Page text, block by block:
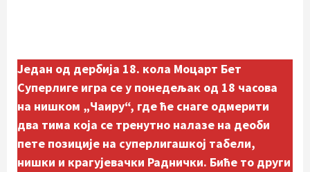
Један од дербија 18. кола Моцарт Бет
Суперлиге игра се у понедељак од 18 часова
на нишком „Чаиру“, где ће снаге одмерити
два тима која се тренутно налазе на деоби
пете позиције на суперлигашкој табели,
нишки и крагујевачки Раднички. Биће то други